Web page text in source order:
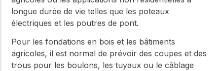
longue durée de vie telles que les poteaux
électriques et les poutres de pont.
Pour les fondations en bois et les bâtiments
agricoles, il est normal de prévoir des coupes et des
trous pour les boulons, les tuyaux ou le câblage